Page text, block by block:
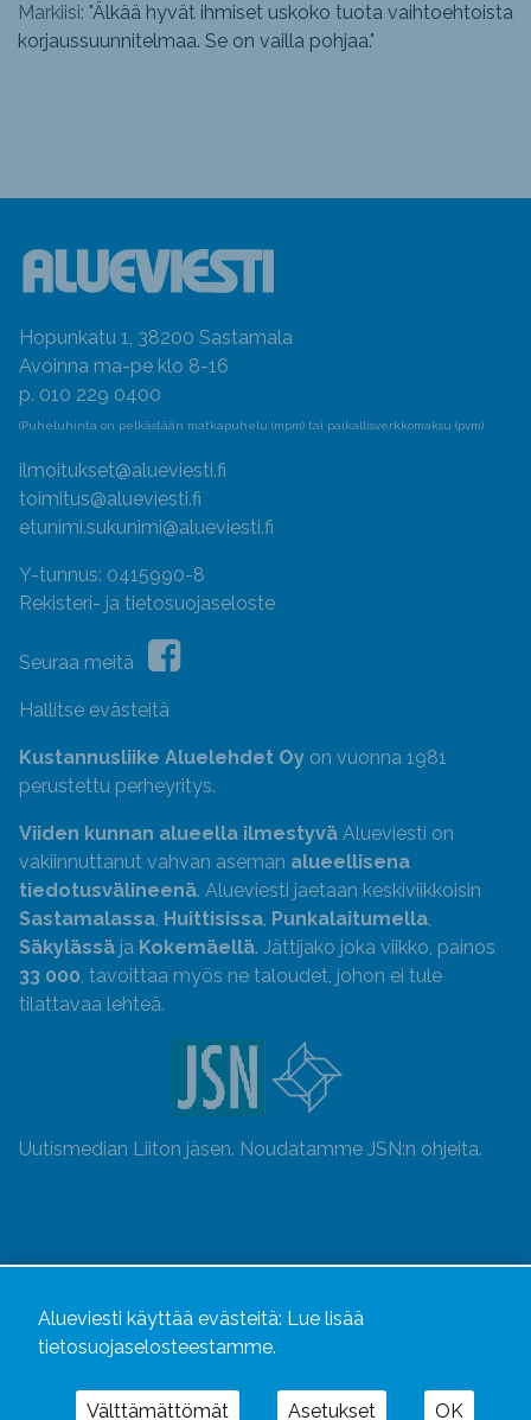
Markiisi: "Älkää hyvät ihmiset uskoko tuota vaihtoehtoista
korjaussuunnitelmaa. Se on vailla pohjaa."
Hopunkatu 1, 38200 Sastamala
Avoinna ma-pe klo 8-16
p. 010 229 0400
(Puheluhinta on pelkästään matkapuhelu (mpm) tai paikallisverkkomaksu (pvm)
ilmoitukset@alueviesti.fi
toimitus@alueviesti.fi
etunimi.sukunimi@alueviesti.fi
Y-tunnus: 0415990-8
Rekisteri- ja tietosuojaseloste
Seuraa meitä
Hallitse evästeitä
Kustannusliike Aluelehdet Oy on vuonna 1981
perustettu perheyritys.
Viiden kunnan alueella ilmestyvä Alueviesti on
vakiinnuttanut vahvan aseman alueellisena
tiedotusvälineenä. Alueviesti jaetaan keskiviikkoisin
Sastamalassa, Huittisissa, Punkalaitumella,
Säkylässä ja Kokemäellä. Jättijako joka viikko, painos
33 000, tavoittaa myös ne taloudet, johon ei tule
tilattavaa lehteä.
Uutismedian Liiton jäsen. Noudatamme JSN:n ohjeita.
Alueviesti käyttää evästeitä: Lue lisää
tietosuojaselosteestamme.
Välttämättömät Asetukset OK